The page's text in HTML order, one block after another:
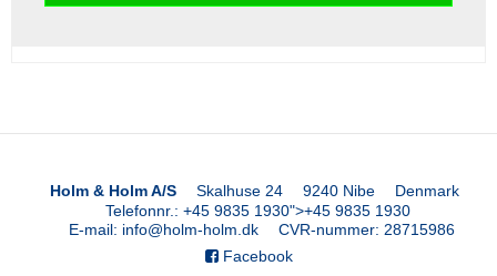
Holm & Holm A/S Skalhuse 24 9240 Nibe
Denmark
Telefonnr. : +45 9835 1930">+45 9835 1930
E-mail: info@holm-holm.dk CVR-nummer: 28715986
Facebook